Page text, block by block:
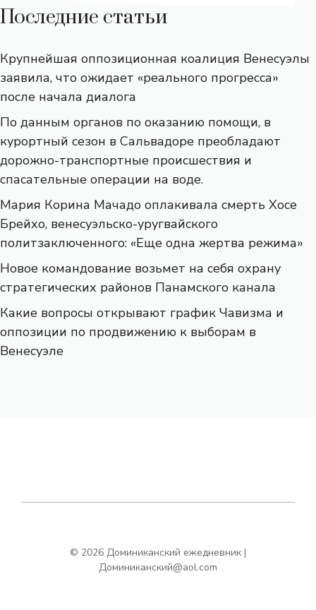
Последние статьи
Крупнейшая оппозиционная коалиция Венесуэлы
заявила, что ожидает «реального прогресса»
после начала диалога
По данным органов по оказанию помощи, в
курортный сезон в Сальвадоре преобладают
дорожно-транспортные происшествия и
спасательные операции на воде.
Мария Корина Мачадо оплакивала смерть Хосе
Брейхо, венесуэльско-уругвайского
политзаключенного: «Еще одна жертва режима»
Новое командование возьмет на себя охрану
стратегических районов Панамского канала
Какие вопросы открывают график Чавизма и
оппозиции по продвижению к выборам в
Венесуэле
© 2026 Доминиканский ежедневник |
Доминиканский@aol.com